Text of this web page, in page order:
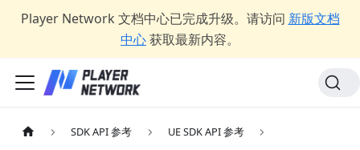
Player Network 文档中心已完成升级。请访问 新版文档
中心获取最新内容。
SDK API 参考
UE SDK API 参考